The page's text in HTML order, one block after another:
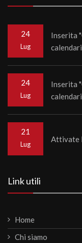
24
Lug
Inserita
24
Lug
Inserita
21
Lug
Attivate
Link utili
Home
Chi siamo